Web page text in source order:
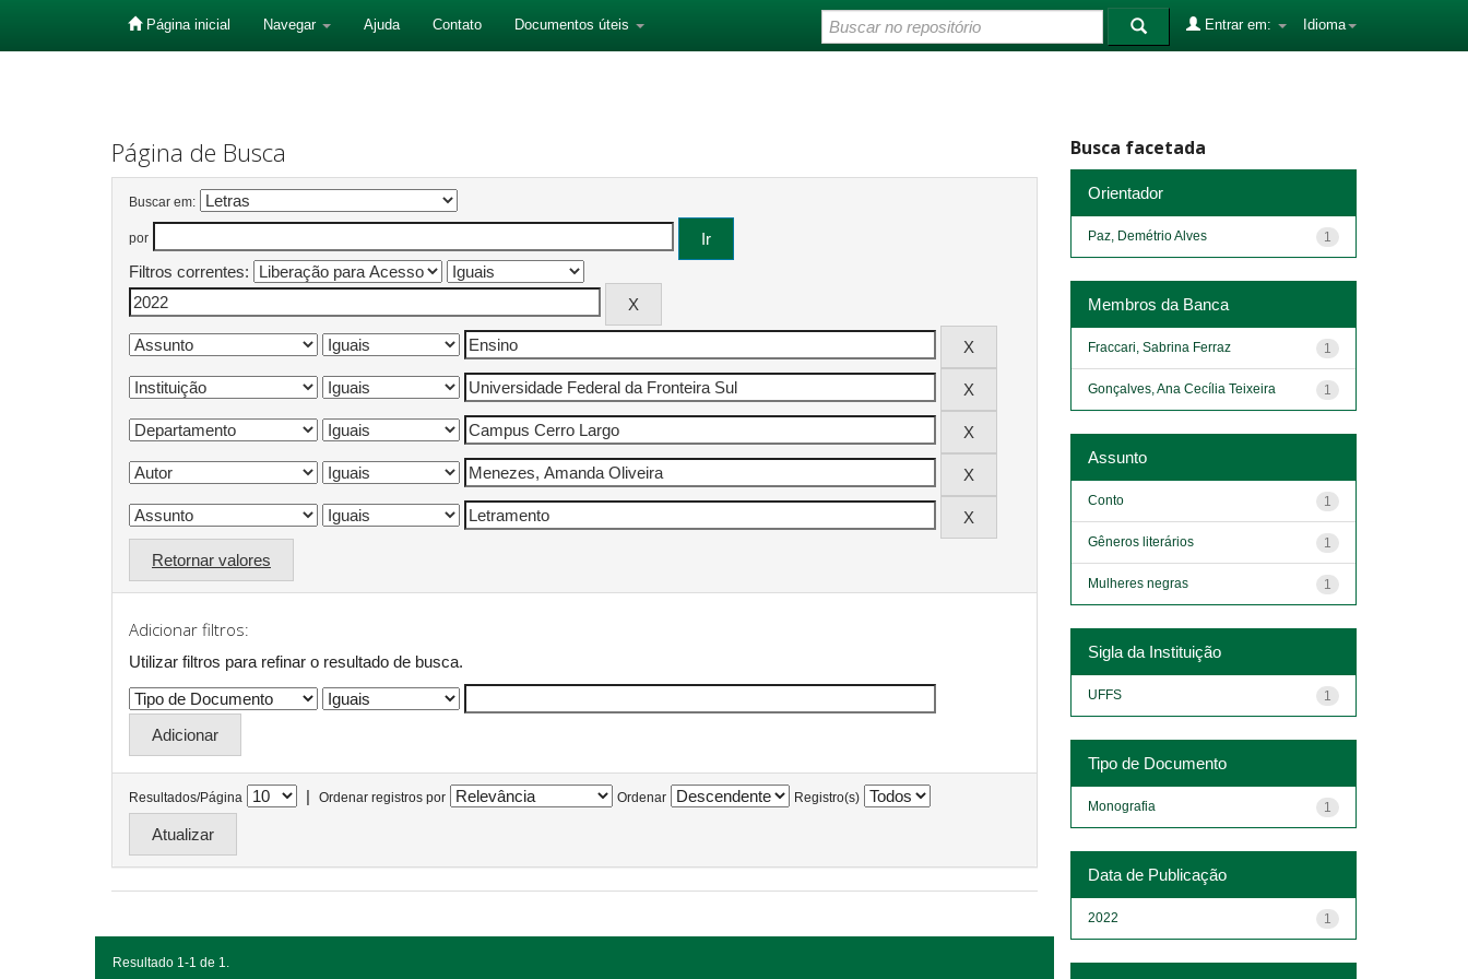
Página inicial Navegar Ajuda Contato Documentos úteis Idioma
Entrar em:
Página de Busca
Buscar em:
por
Filtros correntes:
Retornar valores
Adicionar filtros:
Utilizar filtros para refinar o resultado de busca.
Resultados/Página | Ordenar registros por Ordenar Registro(s)
Resultado 1-1 de 1.
Busca facetada
Orientador
1
Paz, Demétrio Alves
Membros da Banca
1
Fraccari, Sabrina Ferraz
1
Gonçalves, Ana Cecília Teixeira
Assunto
1
Conto
1
Gêneros literários
1
Mulheres negras
Sigla da Instituição
1
UFFS
Tipo de Documento
1
Monografia
Data de Publicação
1
2022